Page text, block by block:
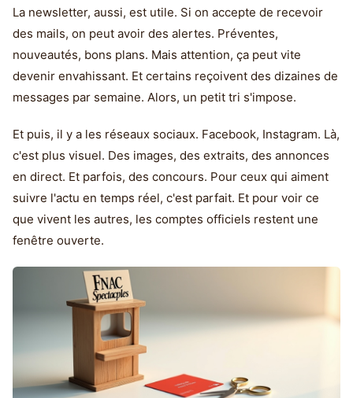
La newsletter, aussi, est utile. Si on accepte de recevoir
des mails, on peut avoir des alertes. Préventes,
nouveautés, bons plans. Mais attention, ça peut vite
devenir envahissant. Et certains reçoivent des dizaines de
messages par semaine. Alors, un petit tri s'impose.
Et puis, il y a les réseaux sociaux. Facebook, Instagram. Là,
c'est plus visuel. Des images, des extraits, des annonces
en direct. Et parfois, des concours. Pour ceux qui aiment
suivre l'actu en temps réel, c'est parfait. Et pour voir ce
que vivent les autres, les comptes officiels restent une
fenêtre ouverte.